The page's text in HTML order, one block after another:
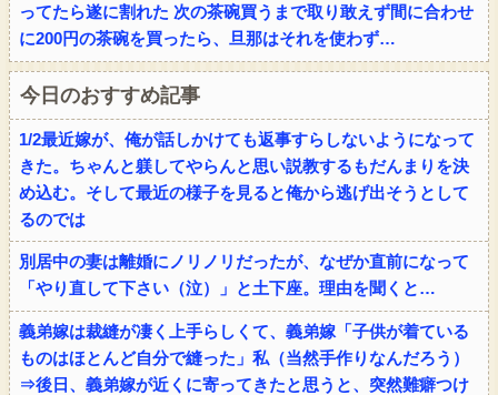
ってたら遂に割れた 次の茶碗買うまで取り敢えず間に合わせ
に200円の茶碗を買ったら、旦那はそれを使わず…
今日のおすすめ記事
1/2最近嫁が、俺が話しかけても返事すらしないようになって
きた。ちゃんと躾してやらんと思い説教するもだんまりを決
め込む。そして最近の様子を見ると俺から逃げ出そうとして
るのでは
別居中の妻は離婚にノリノリだったが、なぜか直前になって
「やり直して下さい（泣）」と土下座。理由を聞くと…
義弟嫁は裁縫が凄く上手らしくて、義弟嫁「子供が着ている
ものはほとんど自分で縫った」私（当然手作りなんだろう）
⇒後日、義弟嫁が近くに寄ってきたと思うと、突然難癖つけ